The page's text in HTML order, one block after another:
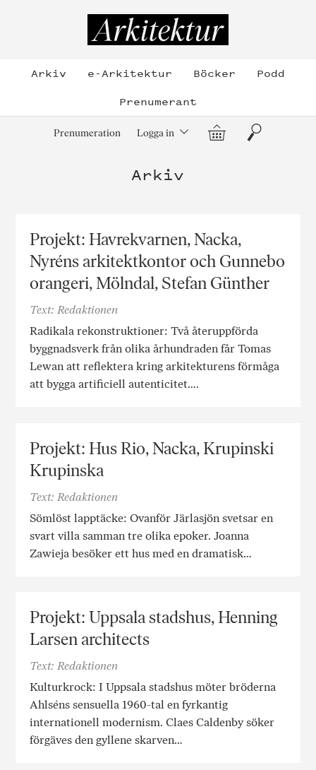
Arkiv e-Arkitektur Böcker
Podd
Prenumerant
Prenumeration Logga in Varukorg
Sök
Arkiv
Projekt: Havrekvarnen, Nacka,
Nyréns arkitektkontor och Gunnebo
orangeri, Mölndal, Stefan Günther
Text: Redaktionen
Radikala rekonstruktioner: Två återuppförda
byggnadsverk från olika århundraden får Tomas
Lewan att reflektera kring arkitekturens förmåga
att bygga artificiell autenticitet….
Projekt: Hus Rio, Nacka, Krupinski
Krupinska
Text: Redaktionen
Sömlöst lapptäcke: Ovanför Järlasjön svetsar en
svart villa samman tre olika epoker. Joanna
Zawieja besöker ett hus med en dramatisk…
Projekt: Uppsala stadshus, Henning
Larsen architects
Text: Redaktionen
Kulturkrock: I Uppsala stadshus möter bröderna
Ahlséns sensuella 1960-tal en fyrkantig
internationell modernism. Claes Caldenby söker
förgäves den gyllene skarven…